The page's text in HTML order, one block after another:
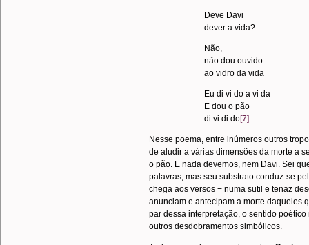
Deve Davi
dever a vida?
Não,
não dou ouvido
ao vidro da vida
Eu di vi do a vi da
E dou o pão
di vi di do[7]
Nesse poema, entre inúmeros outros
de aludir a várias dimensões da morte a
o pão. E nada devemos, nem Davi. Sei
palavras, mas seu substrato conduz-se
chega aos versos − numa sutil e tenaz
anunciam e antecipam a morte daqueles
par dessa interpretação, o sentido
outros desdobramentos simbólicos.